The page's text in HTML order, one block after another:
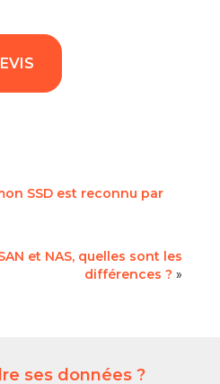
SSD est reconnu par
et NAS, quelles sont les
différences ? »
ses données ?